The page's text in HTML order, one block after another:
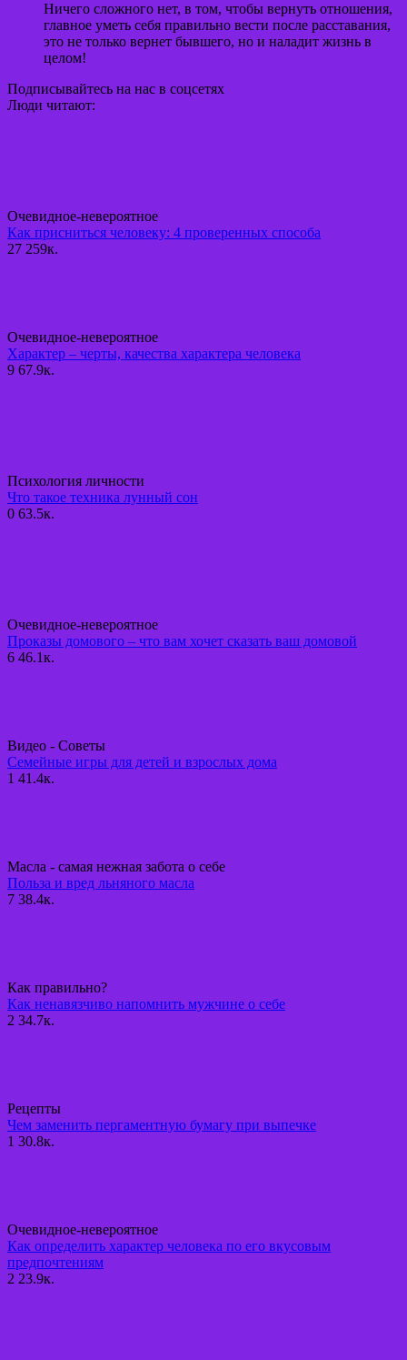
Ничего сложного нет, в том, чтобы вернуть отношения,
главное уметь себя правильно вести после расставания,
это не только вернет бывшего, но и наладит жизнь в
целом!
Подписывайтесь на нас в соцсетях
Люди читают:
Очевидное-невероятное
Как присниться человеку: 4 проверенных способа
27 259к.
Очевидное-невероятное
Характер – черты, качества характера человека
9 67.9к.
Психология личности
Что такое техника лунный сон
0 63.5к.
Очевидное-невероятное
Проказы домового – что вам хочет сказать ваш домовой
6 46.1к.
Видео - Советы
Семейные игры для детей и взрослых дома
1 41.4к.
Масла - самая нежная забота о себе
Польза и вред льняного масла
7 38.4к.
Как правильно?
Как ненавязчиво напомнить мужчине о себе
2 34.7к.
Рецепты
Чем заменить пергаментную бумагу при выпечке
1 30.8к.
Очевидное-невероятное
Как определить характер человека по его вкусовым
предпочтениям
2 23.9к.